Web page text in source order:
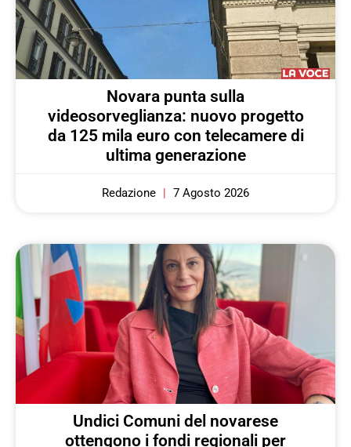
Novara punta sulla
videosorveglianza: nuovo progetto
da 125 mila euro con telecamere di
ultima generazione
Redazione 7 Agosto 2026
Undici Comuni del novarese
ottengono i fondi regionali per